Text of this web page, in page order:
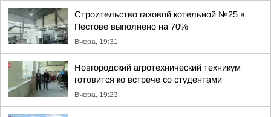
Строительство газовой котельной №25 в
Пестове выполнено на 70%
Вчера, 19:31
Новгородский агротехнический техникум
готовится ко встрече со студентами
Вчера, 19:23